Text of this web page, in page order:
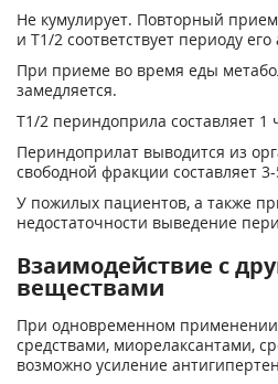
Не кумулирует. Повторный
и T1/2 соответствует периоду его
При приеме во время еды
замедляется.
T1/2 периндоприла составляет 1
Периндоприлат выводится из
свободной фракции составляет
У пожилых пациентов, а также
недостаточности выведение
Взаимодействие с
веществами
При одновременном
средствами, миорелаксантами,
возможно усиление